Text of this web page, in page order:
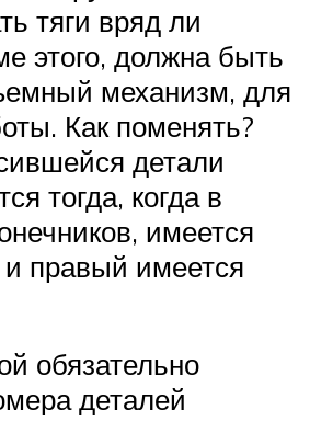
тяги вряд ли
этого, должна быть
механизм, для
Как поменять?
детали
тогда, когда в
имеется
правый имеется
обязательно
деталей